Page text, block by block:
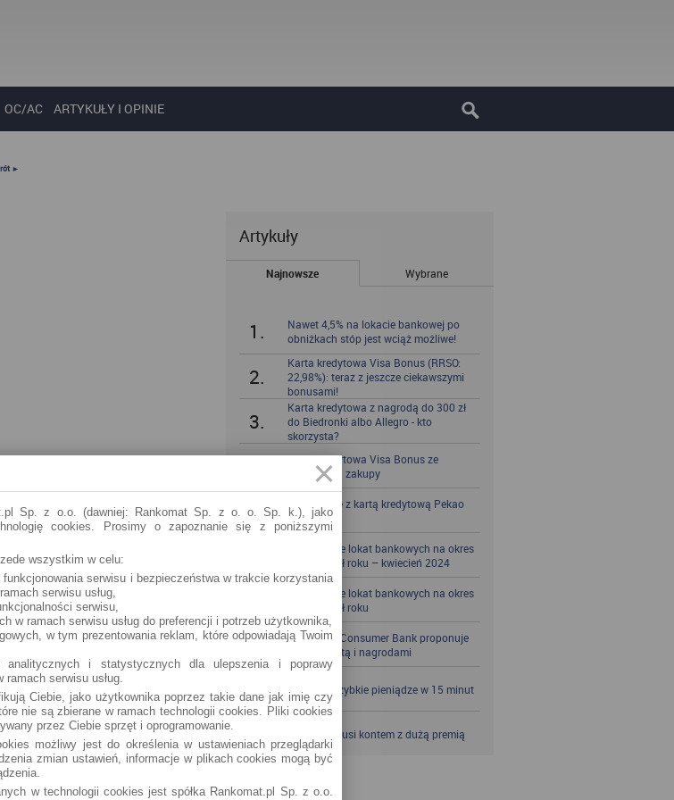
OC/AC ARTYKUŁY I OPINIE
►
Artykuły
Najnowsze Wybrane
1.
Nawet 4,5% na lokacie bankowej po
obniżkach stóp jest wciąż możliwe!
2.
Karta kredytowa Visa Bonus (RRSO:
22,98%): teraz z jeszcze ciekawszymi
bonusami!
3.
Karta kredytowa z nagrodą do 300 zł
do Biedronki albo Allegro - kto
skorzysta?
Karta kredytowa Visa Bonus ze
zwrotem za zakupy
5.
Zbieraj mile z kartą kredytową Pekao
S.A.
Porównanie lokat bankowych na okres
powyżej pół roku – kwiecień 2024
Porównanie lokat bankowych na okres
powyżej pół roku
8.
Santander Consumer Bank proponuje
jesień z kartą i nagrodami
9. SKOK po szybkie pieniądze w 15 minut
10. VeloBank kusi kontem z dużą premią
Sp. z o.o. (dawniej: Rankomat Sp. z o. o. Sp. k.), jako
cookies. Prosimy o zapoznanie się z poniższymi
wszystkim w celu:
funkcjonowania serwisu i bezpieczeństwa w trakcie korzystania
serwisu usług,
serwisu,
w ramach serwisu usług do preferencji i potrzeb użytkownika,
w tym prezentowania reklam, które odpowiadają Twoim
analitycznych i statystycznych dla ulepszenia i poprawy
serwisu usług.
Ciebie, jako użytkownika poprzez takie dane jak imię czy
nie są zbierane w ramach technologii cookies. Pliki cookies
przez Ciebie sprzęt i oprogramowanie.
możliwy jest do określenia w ustawieniach przeglądarki
zmian ustawień, informacje w plikach cookies mogą być
w technologii cookies jest spółka Rankomat.pl Sp. z o.o.